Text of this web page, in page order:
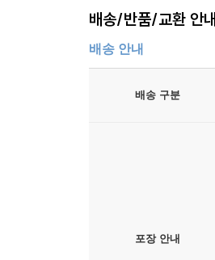
배송/반품/교환 안내
배송 안내
배송 구분
포장 안내